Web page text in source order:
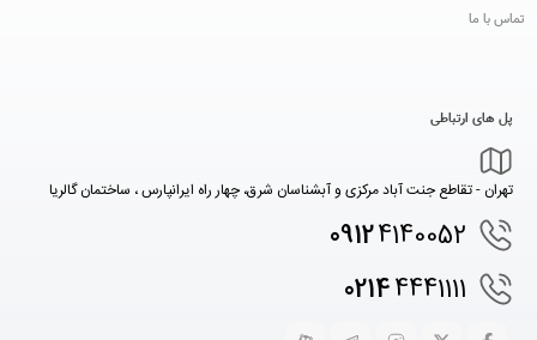
تماس با ما
پل های ارتباطی
تهران - تقاطع جنت آباد مرکزی و آبشناسان شرق، چهار راه ایرانپارس ، ساختمان گالریا
09124140052
02144441111